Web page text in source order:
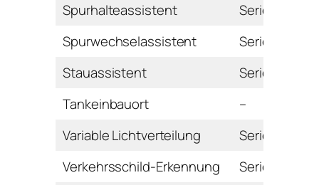
Spurhalteassistent
Serie
Spurwechselassistent
Serie
Stauassistent
Serie
Tankeinbauort
–
Variable Lichtverteilung
Serie
Verkehrsschild-Erkennung
Serie